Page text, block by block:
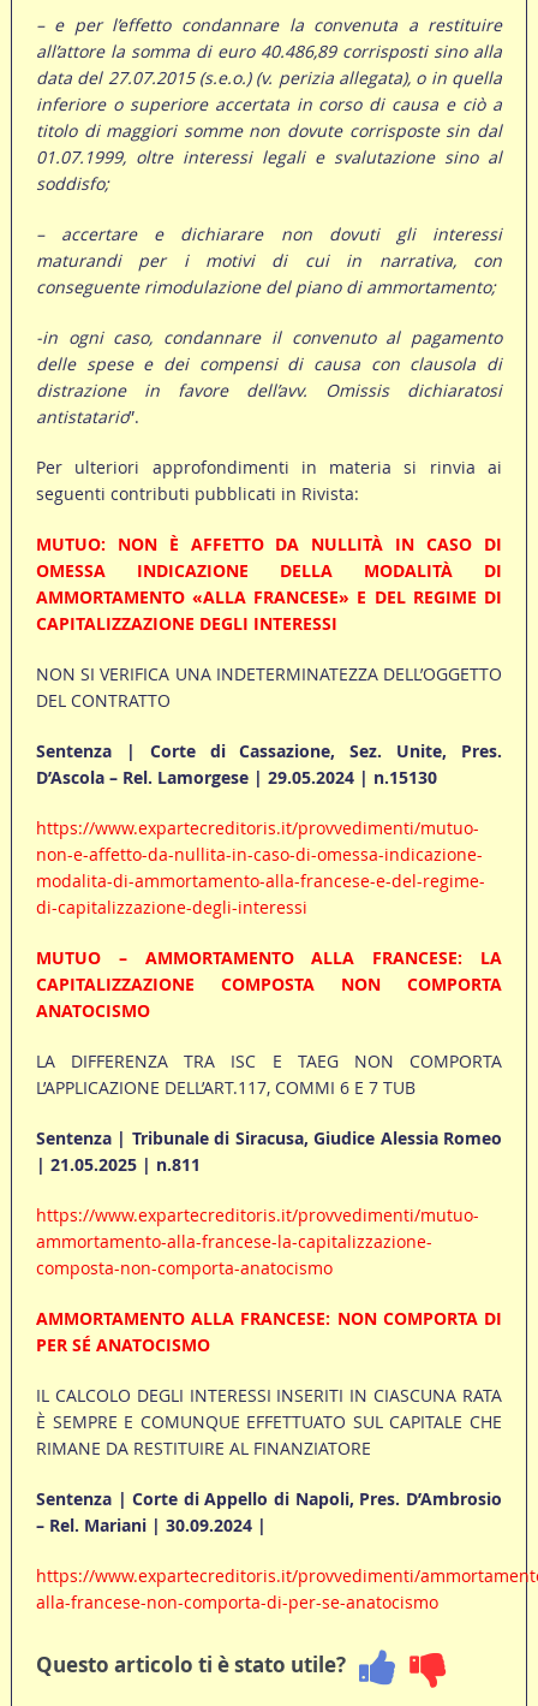
– e per l’effetto condannare la convenuta a restituire
all’attore la somma di euro 40.486,89 corrisposti sino alla
data del 27.07.2015 (s.e.o.) (v. perizia allegata), o in quella
inferiore o superiore accertata in corso di causa e ciò a
titolo di maggiori somme non dovute corrisposte sin dal
01.07.1999, oltre interessi legali e svalutazione sino al
soddisfo;
– accertare e dichiarare non dovuti gli interessi
maturandi per i motivi di cui in narrativa, con
conseguente rimodulazione del piano di ammortamento;
-in ogni caso, condannare il convenuto al pagamento
delle spese e dei compensi di causa con clausola di
distrazione in favore dell’avv. Omissis dichiaratosi
antistatario”.
Per ulteriori approfondimenti in materia si rinvia ai
seguenti contributi pubblicati in Rivista:
MUTUO: NON È AFFETTO DA NULLITÀ IN CASO DI
OMESSA INDICAZIONE DELLA MODALITÀ DI
AMMORTAMENTO «ALLA FRANCESE» E DEL REGIME DI
CAPITALIZZAZIONE DEGLI INTERESSI
NON SI VERIFICA UNA INDETERMINATEZZA DELL’OGGETTO
DEL CONTRATTO
Sentenza | Corte di Cassazione, Sez. Unite, Pres.
D’Ascola – Rel. Lamorgese | 29.05.2024 | n.15130
https://www.expartecreditoris.it/provvedimenti/mutuo-
non-e-affetto-da-nullita-in-caso-di-omessa-indicazione-
modalita-di-ammortamento-alla-francese-e-del-regime-
di-capitalizzazione-degli-interessi
MUTUO – AMMORTAMENTO ALLA FRANCESE: LA
CAPITALIZZAZIONE COMPOSTA NON COMPORTA
ANATOCISMO
LA DIFFERENZA TRA ISC E TAEG NON COMPORTA
L’APPLICAZIONE DELL’ART.117, COMMI 6 E 7 TUB
Sentenza | Tribunale di Siracusa, Giudice Alessia Romeo
| 21.05.2025 | n.811
https://www.expartecreditoris.it/provvedimenti/mutuo-
ammortamento-alla-francese-la-capitalizzazione-
composta-non-comporta-anatocismo
AMMORTAMENTO ALLA FRANCESE: NON COMPORTA DI
PER SÉ ANATOCISMO
IL CALCOLO DEGLI INTERESSI INSERITI IN CIASCUNA RATA
È SEMPRE E COMUNQUE EFFETTUATO SUL CAPITALE CHE
RIMANE DA RESTITUIRE AL FINANZIATORE
Sentenza | Corte di Appello di Napoli, Pres. D’Ambrosio
– Rel. Mariani | 30.09.2024 |
https://www.expartecreditoris.it/provvedimenti/
alla-francese-non-comporta-di-per-se-anatocismo
Questo articolo ti è stato utile?